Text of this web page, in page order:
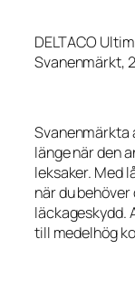
DELTACO
Svanenmärkt,
Svanenmärkta
länge när den
leksaker. Med
när du
läckageskydd.
till medelhög